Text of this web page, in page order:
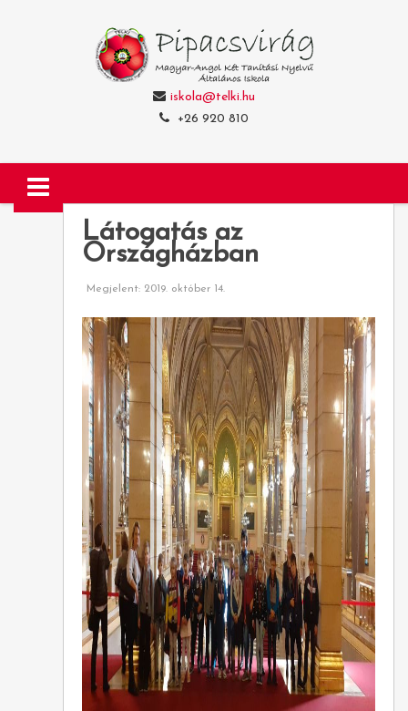
iskola@telki.hu
+26 920 810
Látogatás az
Országházban
Megjelent: 2019. október 14.